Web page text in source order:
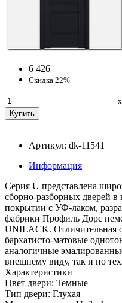
6 426
Скидка 22%
x
Артикул: dk-11541
Информация
Серия U представлена
сборно-разборных дверей
покрытии с УФ-лаком,
фабрики Профиль Дорс
UNILACK. Отличительная
бархатисто-матовые
аналогичные
внешнему виду, так и по
Характеристики
Цвет двери: Темные
Тип двери: Глухая